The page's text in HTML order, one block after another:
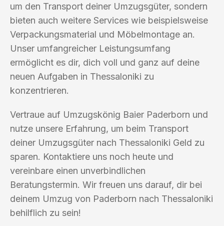
um den Transport deiner Umzugsgüter, sondern
bieten auch weitere Services wie beispielsweise
Verpackungsmaterial und Möbelmontage an.
Unser umfangreicher Leistungsumfang
ermöglicht es dir, dich voll und ganz auf deine
neuen Aufgaben in Thessaloniki zu
konzentrieren.
Vertraue auf Umzugskönig Baier Paderborn und
nutze unsere Erfahrung, um beim Transport
deiner Umzugsgüter nach Thessaloniki Geld zu
sparen. Kontaktiere uns noch heute und
vereinbare einen unverbindlichen
Beratungstermin. Wir freuen uns darauf, dir bei
deinem Umzug von Paderborn nach Thessaloniki
behilflich zu sein!